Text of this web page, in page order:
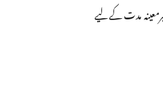
والے 12 دن کے گوہاٹی کتاب میلے کو غیرمعینہ مدت کے لیے